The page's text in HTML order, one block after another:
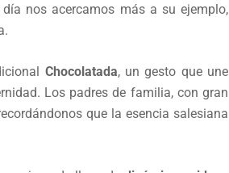
nos acercamos más a su ejemplo,
Chocolatada, un gesto que une
Los padres de familia, con gran
que la esencia salesiana